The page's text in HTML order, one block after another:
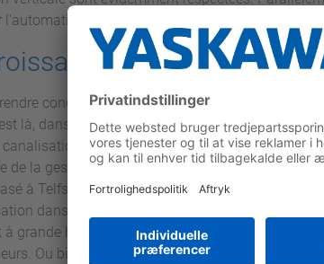
l'automatisation.
grâce à
concrètement comment la croissance se
là, dans le « Tyrolean Oberland », que sont
canalisations. De plus, il est prévu d'augmenter
de la gestion de projets de production chez
à Telfs : produire plus de 3 000 unités par an.
dans le développement de l'usine. Ces
à grande hauteur, fortement automatisé, et doté
Ou bien encore, dans la modernisation de